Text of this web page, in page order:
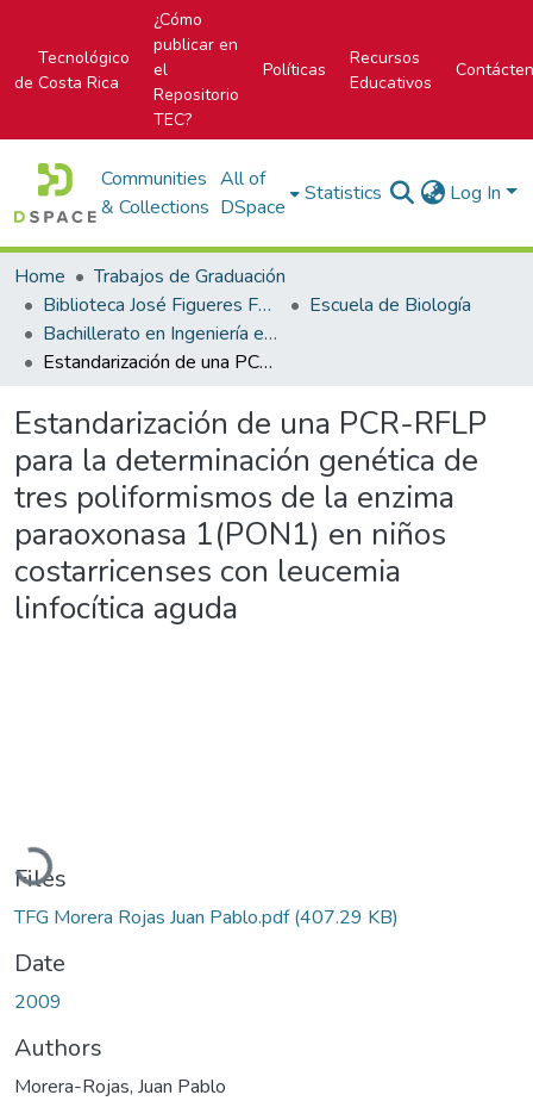
Tecnológico
de Costa Rica
¿Cómo
publicar en
el
Repositorio
TEC?
Políticas
Recursos
Educativos
Communities
& Collections
All of
DSpace
Statistics Log In
Home
Trabajos de Graduación
Biblioteca José Figueres Ferrer
Escuela de Biología
Bachillerato en Ingeniería en Biotecnología
Estandarización de una PCR-RFLP para la determinación genética de tres poliformismos de la enzima paraoxonasa 1(PON1) en niños costarricenses con leucemia linfocítica aguda
Estandarización de una PCR-RFLP
para la determinación genética de
tres poliformismos de la enzima
paraoxonasa 1(PON1) en niños
costarricenses con leucemia
linfocítica aguda
Loading...
Files
TFG Morera Rojas Juan Pablo.pdf(407.29 KB)
Date
2009
Authors
Morera-Rojas, Juan Pablo